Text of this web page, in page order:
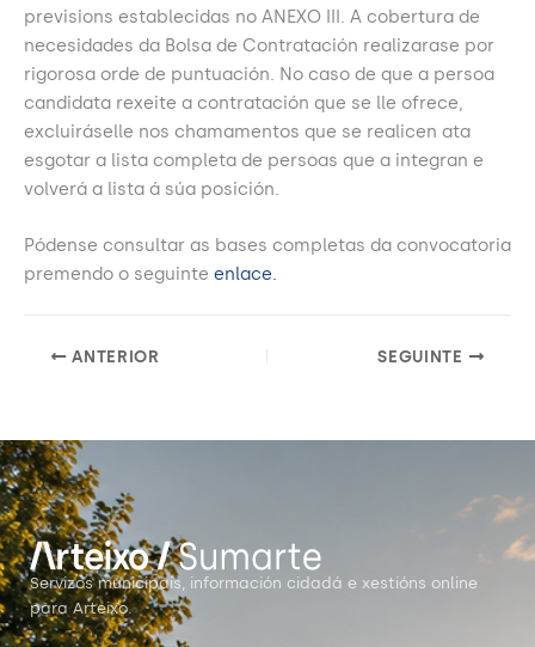
previsions establecidas no ANEXO III. A cobertura de
necesidades da Bolsa de Contratación realizarase por
rigorosa orde de puntuación. No caso de que a persoa
candidata rexeite a contratación que se lle ofrece,
excluiráselle nos chamamentos que se realicen ata
esgotar a lista completa de persoas que a integran e
volverá a lista á súa posición.
Pódense consultar as bases completas da convocatoria
premendo o seguinte enlace.
ANTERIOR SEGUINTE
Servizos municipais, información cidadá e xestións online
para Arteixo.